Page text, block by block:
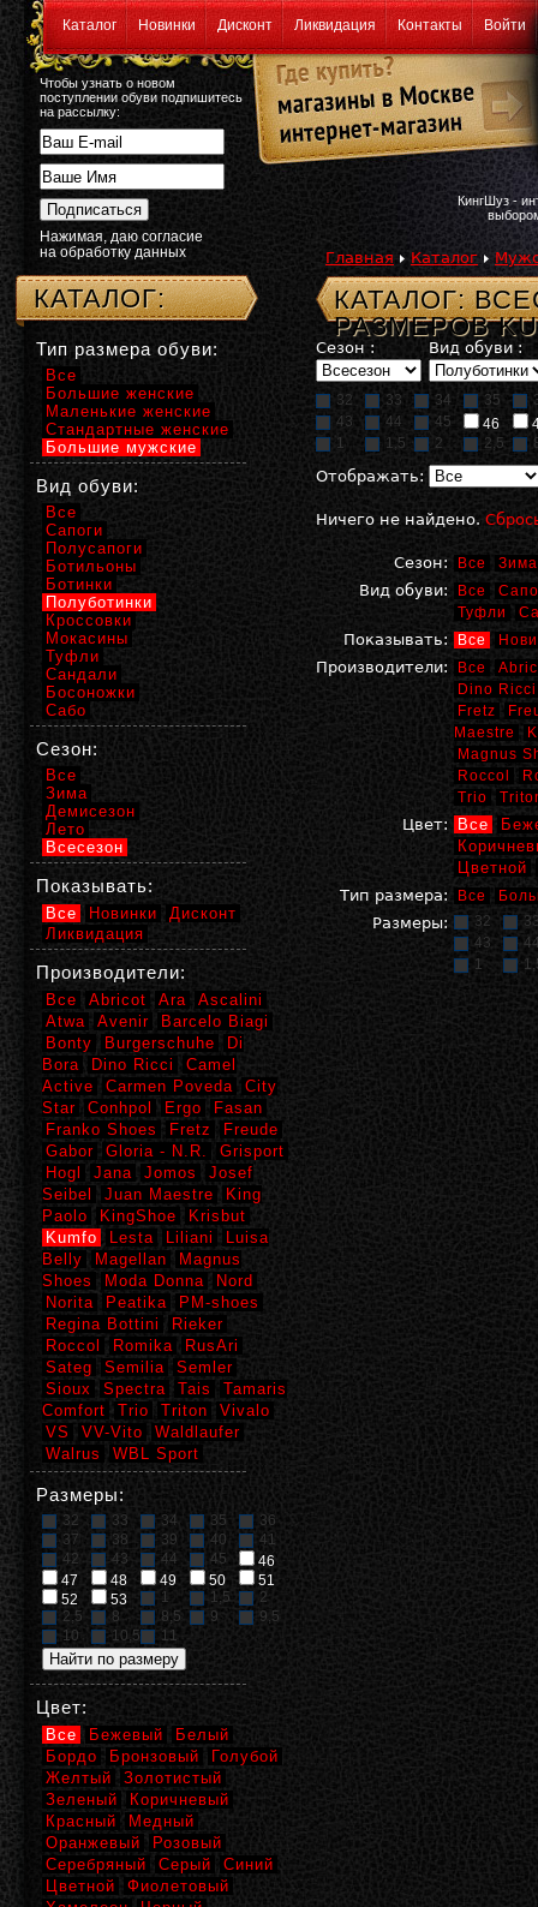
Каталог Новинки Дисконт Ликвидация Контакты Войти
Чтобы узнать о новом
поступлении обуви подпишитесь
на рассылку:
Нажимая, даю согласие
на обработку данных
КингШуз -
Главная Каталог
КАТАЛОГ:
РАЗМЕРОВ
Сезон : Вид обуви :
32 33 34 35
43
44 45 46
1
1,5 2 2,5
Отображать:
Ничего не найдено.
Сезон: Все Зима
Вид обуви: Все
Туфли
Показывать: Все
Производители: Все
Dino Ricci
Fretz
Maestre
Magnus
Roccol
Trio
Цвет: Все
Цветной
Тип размера:
Все
Размеры: 32
43
1
КАТАЛОГ:
Тип размера обуви:
Все
Большие женские
Маленькие женские
Стандартные женские
Большие мужские
Вид обуви:
Все
Сапоги
Полусапоги
Ботильоны
Ботинки
Полуботинки
Кроссовки
Мокасины
Туфли
Сандали
Босоножки
Сабо
Сезон:
Все
Зима
Демисезон
Лето
Всесезон
Показывать:
Все Новинки
Дисконт
Ликвидация
Производители:
Все Abricot Ara
Ascalini
Atwa
Avenir
Barcelo Biagi
Bonty
Burgerschuhe
Di
Bora
Dino Ricci
Camel
Active
Carmen Poveda
City
Star
Conhpol Ergo
Fasan
Franko Shoes
Fretz
Freude
Gabor
Gloria - N.R.
Grisport
Hogl
Jana Jomos
Josef
Seibel
Juan Maestre
King
Paolo
KingShoe
Krisbut
Kumfo
Lesta Liliani
Luisa
Belly
Magellan
Magnus
Shoes
Moda Donna
Nord
Norita
Peatika
PM-shoes
Regina Bottini
Rieker
Roccol
Romika
RusAri
Sateg
Semilia
Semler
Sioux
Spectra Tais
Tamaris
Comfort
Trio Triton
Vivalo
VS
VV-Vito
Waldlaufer
Walrus
WBL Sport
Размеры:
32 33 34 35
36
37
38 39 40
41
42
43 44 45
46
47
48 49 50
51
52
53 1 1,5
2
2,5
8 8,5 9
9,5
10
10,5 11
Цвет:
Все Бежевый
Белый
Бордо
Бронзовый
Голубой
Желтый
Золотистый
Зеленый
Коричневый
Красный
Медный
Оранжевый
Розовый
Серебряный
Серый
Синий
Цветной
Фиолетовый